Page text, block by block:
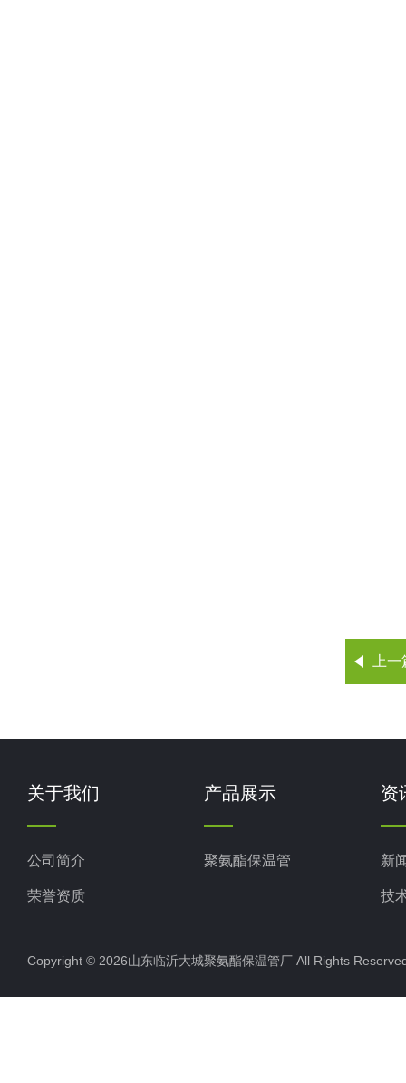
上
关于我们
公司简介
荣誉资质
产品展示
聚氨酯保温管
资
新
技
Copyright © 2026山东临沂大城聚氨酯保温管厂 All Rights